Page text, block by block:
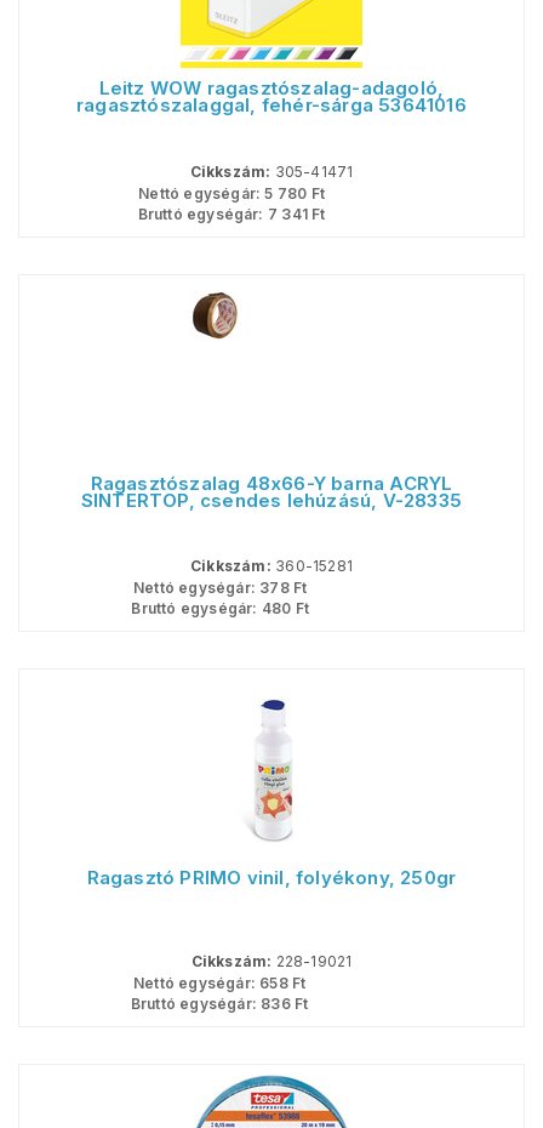
Leitz WOW ragasztószalag-adagoló,
ragasztószalaggal, fehér-sárga 53641016
Cikkszám: 305-41471
Nettó egységár: 5 780 Ft
Bruttó egységár: 7 341Ft
Ragasztószalag 48x66-Y barna ACRYL
SINTERTOP, csendes lehúzású, V-28335
Cikkszám: 360-15281
Nettó egységár: 378Ft
Bruttó egységár: 480 Ft
Ragasztó PRIMO vinil, folyékony, 250gr
Cikkszám: 228-19021
Nettó egységár: 658Ft
Bruttó egységár: 836Ft